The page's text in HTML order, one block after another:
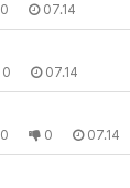
0 07.14
0 07.14
0 0 07.14